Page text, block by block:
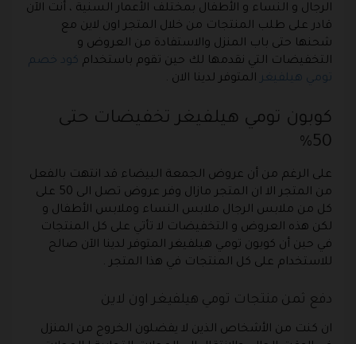
الرجال و النساء و الأطفال بمختلف الأعمار السنية ، أنت الآن
قادر على طلب المنتجات من خلال المتجر اون لاين مع
شحنها حتى باب المنزل والاستفادة من العروض و
التخفيضات التي نقدمها لك حين تقوم باستخدام كود خصم
تومي هيلفيغر المتوفر لدينا الان .
كوبون تومي هيلفيغر تخفيضات حتى
50%
على الرغم من أن عروض الجمعة البيضاء قد انتهت بالفعل
من المتجر الا ان المتجر مازال وفر عروض تصل الى 50 على
كل من ملابس الرجال ملابس النساء وملابس الأطفال و
لكن هذه العروض و التخفيضات لا تأتي على كل المنتجات
في حين أن كوبون تومي هيلفيغر المتوفر لدينا الآن صالح
للاستخدام على كل المنتجات في هذا المتجر .
دفع ثمن منتجات تومي هيلفيغر اون لاين
ان كنت من الأشخاص الذين لا يفضلون الخروج من المنزل